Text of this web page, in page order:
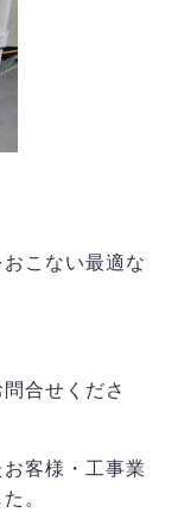
こない最適な
合せくださ
客様・工事業
。